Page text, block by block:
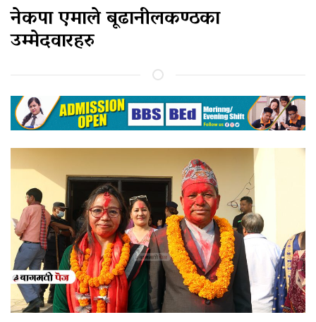
नेकपा एमाले बूढानीलकण्ठका
उम्मेदवारहरु